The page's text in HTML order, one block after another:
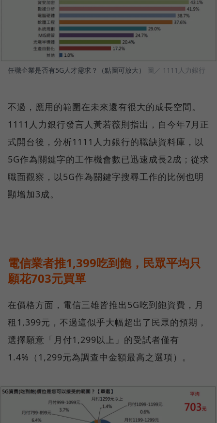
任職企業是否有5G人才需求？（點圖可放大） 圖／ 1111人力銀行
不過，應用的範圍在未來還有很大的成長空間。
1111人力銀行發言人黃若薇則指出，自今年7月正
式開台後，分析1111人力銀行的職缺資料庫，以
5G作為關鍵字的工作機會數已迅速成長2成；從求
職面觀察，以5G作為關鍵字搜尋工作的比例也明
顯增加3成。
電信業者推1,399吃到飽，民眾平均只
願花703元買單
在價格方面，電信三雄皆推出5G吃到飽資費，月
租1,399元，不過這似乎大幅超出了民眾的預期，
選擇願意「月付1,299以上」的受試者僅有
1.4%（1,299元為調查中金額最高之選項）。